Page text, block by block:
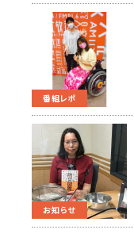
番組レポ
お知らせ